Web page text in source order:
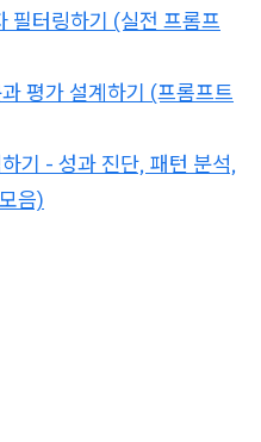
필터링하기 (실전 프롬프
평가 설계하기 (프롬프트
기 - 성과 진단, 패턴 분석,
음)